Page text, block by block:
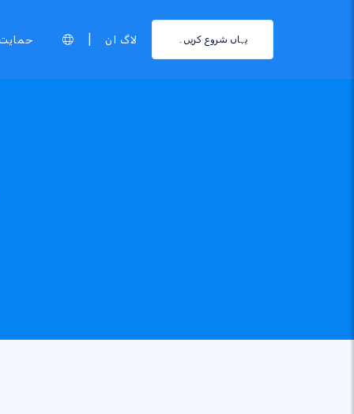
لاگ ان یہاں شروع کریں۔